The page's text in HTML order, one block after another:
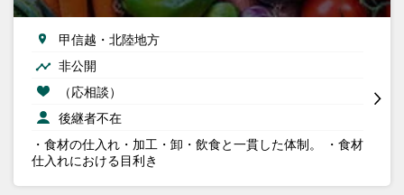
甲信越・北陸地方
非公開
（応相談）
後継者不在
・食材の仕入れ・加工・卸・飲食と一貫した体制。 ・食材
仕入れにおける目利き